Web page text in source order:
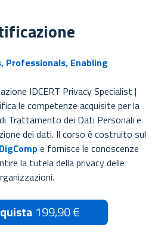
Professionals, Enabling
IDCERT Privacy Specialist |
le competenze acquisite per la
Trattamento dei Dati Personali e
dei dati. Il corso è costruito sul
e fornisce le conoscenze
la tutela della privacy delle
199,90 €